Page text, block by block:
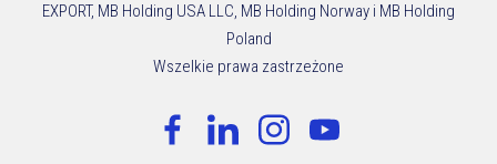
EXPORT, MB Holding USA LLC, MB Holding Norway i MB Holding
Poland
Wszelkie prawa zastrzeżone